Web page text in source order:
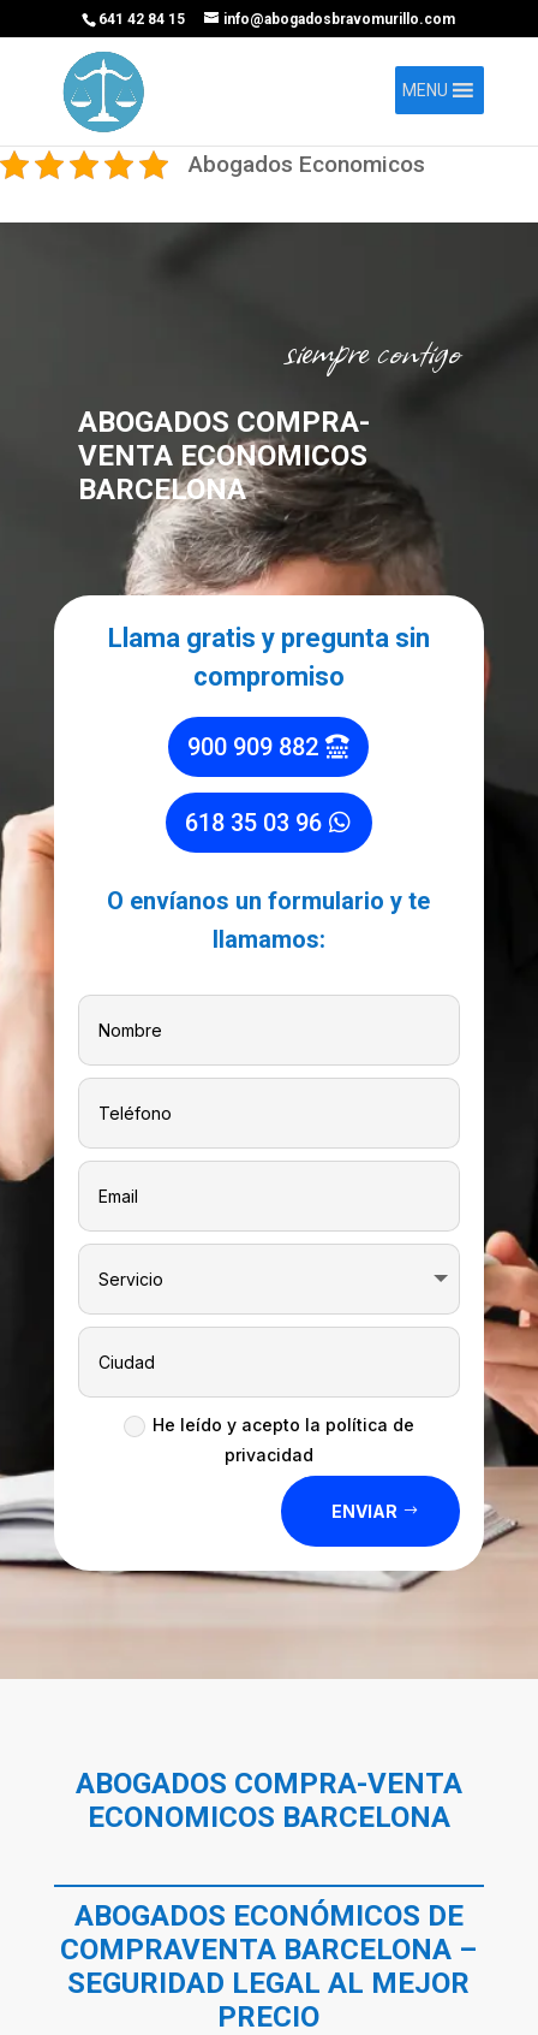
641 42 84 15 info@abogadosbravomurillo.com
MENU
Abogados Economicos
siempre contigo
ABOGADOS COMPRA-
VENTA ECONOMICOS
BARCELONA
Llama gratis y pregunta sin
compromiso
900 909 882
618 35 03 96
O envíanos un formulario y te
llamamos:
He leído y acepto la política de
privacidad
ENVIAR
ABOGADOS COMPRA-VENTA
ECONOMICOS BARCELONA
ABOGADOS ECONÓMICOS DE
COMPRAVENTA BARCELONA –
SEGURIDAD LEGAL AL MEJOR
PRECIO